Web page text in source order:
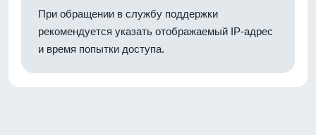
При обращении в службу поддержки
рекомендуется указать отображаемый IP-адрес
и время попытки доступа.